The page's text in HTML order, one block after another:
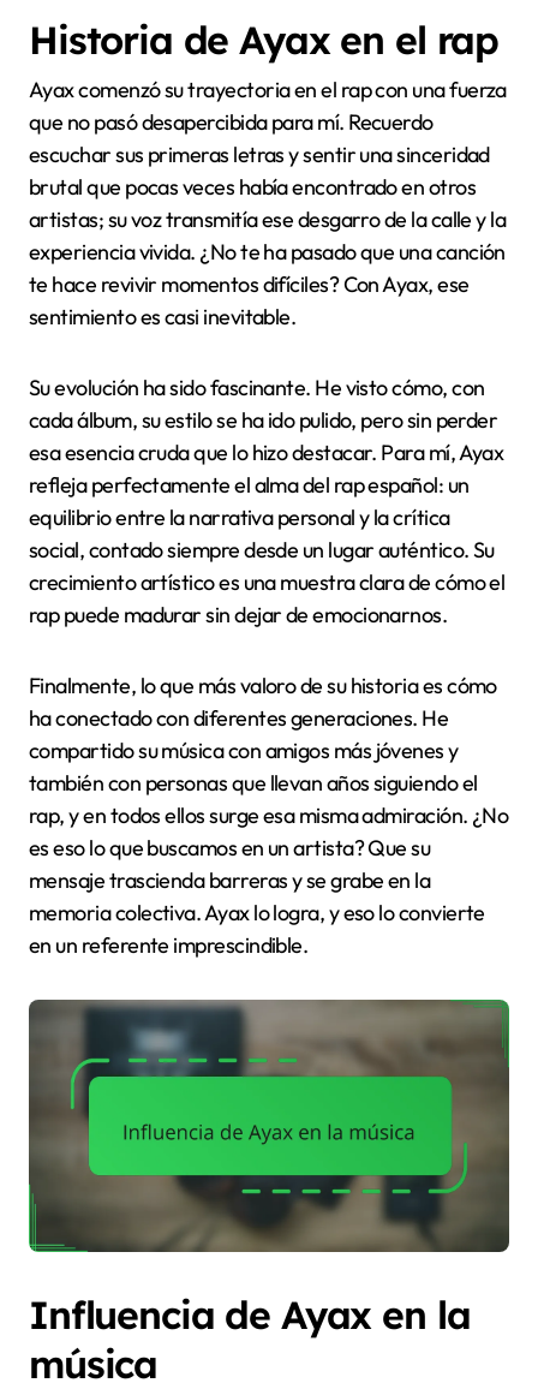
Historia de Ayax en el rap
Ayax comenzó su trayectoria en el rap con una fuerza
que no pasó desapercibida para mí. Recuerdo
escuchar sus primeras letras y sentir una sinceridad
brutal que pocas veces había encontrado en otros
artistas; su voz transmitía ese desgarro de la calle y la
experiencia vivida. ¿No te ha pasado que una canción
te hace revivir momentos difíciles? Con Ayax, ese
sentimiento es casi inevitable.
Su evolución ha sido fascinante. He visto cómo, con
cada álbum, su estilo se ha ido pulido, pero sin perder
esa esencia cruda que lo hizo destacar. Para mí, Ayax
refleja perfectamente el alma del rap español: un
equilibrio entre la narrativa personal y la crítica
social, contado siempre desde un lugar auténtico. Su
crecimiento artístico es una muestra clara de cómo el
rap puede madurar sin dejar de emocionarnos.
Finalmente, lo que más valoro de su historia es cómo
ha conectado con diferentes generaciones. He
compartido su música con amigos más jóvenes y
también con personas que llevan años siguiendo el
rap, y en todos ellos surge esa misma admiración. ¿No
es eso lo que buscamos en un artista? Que su
mensaje trascienda barreras y se grabe en la
memoria colectiva. Ayax lo logra, y eso lo convierte
en un referente imprescindible.
Influencia de Ayax en la
música